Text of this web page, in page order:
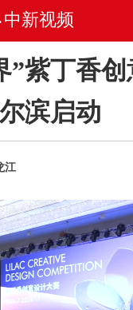
中新视频
”紫丁香
滨启动
江